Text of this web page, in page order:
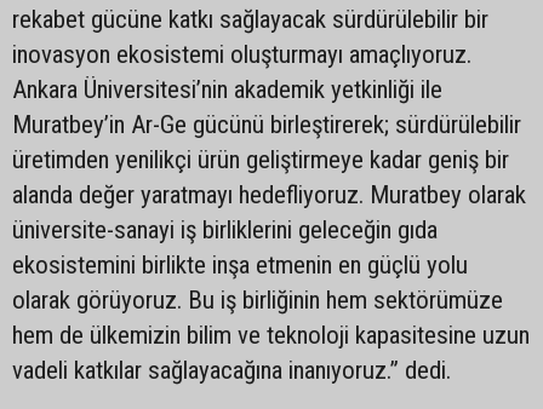
rekabet gücüne katkı sağlayacak sürdürülebilir bir
inovasyon ekosistemi oluşturmayı amaçlıyoruz.
Ankara Üniversitesi’nin akademik yetkinliği ile
Muratbey’in Ar-Ge gücünü birleştirerek; sürdürülebilir
üretimden yenilikçi ürün geliştirmeye kadar geniş bir
alanda değer yaratmayı hedefliyoruz. Muratbey olarak
üniversite-sanayi iş birliklerini geleceğin gıda
ekosistemini birlikte inşa etmenin en güçlü yolu
olarak görüyoruz. Bu iş birliğinin hem sektörümüze
hem de ülkemizin bilim ve teknoloji kapasitesine uzun
vadeli katkılar sağlayacağına inanıyoruz.” dedi.